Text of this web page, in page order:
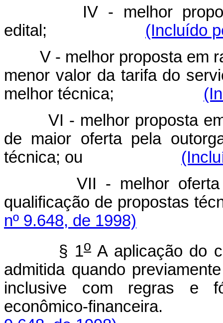
IV - melhor
edital;
(Incluído
V - melhor proposta em
menor valor da tarifa do
melhor técnica;
VI - melhor proposta
de maior oferta pela
técnica; ou
VII - melhor
qualificação de
nº 9.648, de 1998)
§ 1oA aplicação do
admitida quando
inclusive com regras e
econômico-